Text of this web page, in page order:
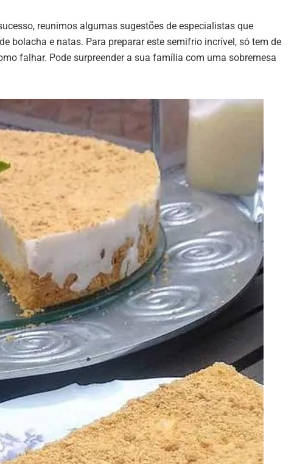
reunimos algumas sugestões de especialistas que
bolacha e natas. Para preparar este semifrio incrível, só tem de
falhar. Pode surpreender a sua família com uma sobremesa